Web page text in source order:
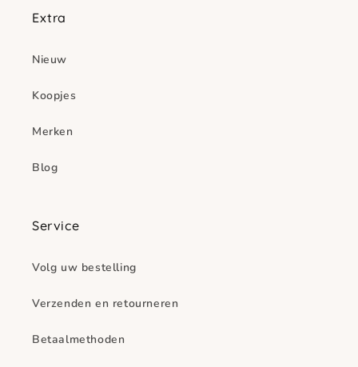
Extra
Nieuw
Koopjes
Merken
Blog
Service
Volg uw bestelling
Verzenden en retourneren
Betaalmethoden